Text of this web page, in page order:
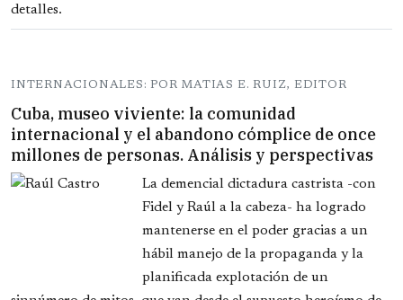
detalles.
INTERNACIONALES: POR MATIAS E. RUIZ, EDITOR
Cuba, museo viviente: la comunidad
internacional y el abandono cómplice de once
millones de personas. Análisis y perspectivas
La demencial dictadura castrista -con
Fidel y Raúl a la cabeza- ha logrado
mantenerse en el poder gracias a un
hábil manejo de la propaganda y la
planificada explotación de un